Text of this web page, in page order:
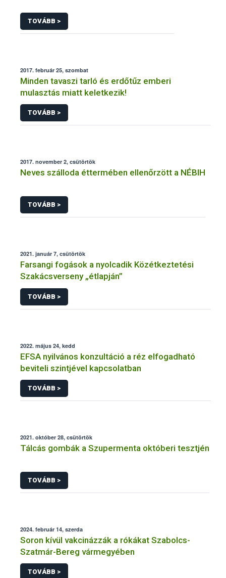
TOVÁBB >
2017. február 25, szombat
Minden tavaszi tarló és erdőtűz emberi
mulasztás miatt keletkezik!
TOVÁBB >
2017. november 2, csütörtök
Neves szálloda éttermében ellenőrzött a NÉBIH
TOVÁBB >
2021. január 7, csütörtök
Farsangi fogások a nyolcadik Közétkeztetési
Szakácsverseny „étlapján”
TOVÁBB >
2022. május 24, kedd
EFSA nyilvános konzultáció a réz elfogadható
beviteli szintjével kapcsolatban
TOVÁBB >
2021. október 28, csütörtök
Tálcás gombák a Szupermenta októberi tesztjén
TOVÁBB >
2024. február 14, szerda
Soron kívül vakcinázzák a rókákat Szabolcs-
Szatmár-Bereg vármegyében
TOVÁBB >